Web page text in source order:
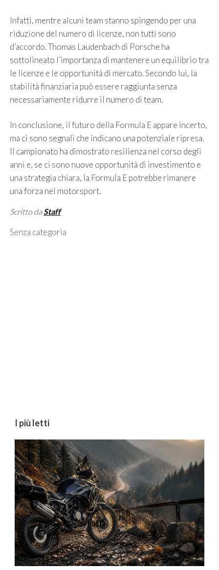
Infatti, mentre alcuni team stanno spingendo per una
riduzione del numero di licenze, non tutti sono
d’accordo. Thomas Laudenbach di Porsche ha
sottolineato l’importanza di mantenere un equilibrio tra
le licenze e le opportunità di mercato. Secondo lui, la
stabilità finanziaria può essere raggiunta senza
necessariamente ridurre il numero di team.
In conclusione, il futuro della Formula E appare incerto,
ma ci sono segnali che indicano una potenziale ripresa.
Il campionato ha dimostrato resilienza nel corso degli
anni e, se ci sono nuove opportunità di investimento e
una strategia chiara, la Formula E potrebbe rimanere
una forza nel motorsport.
Scritto daStaff
Categorie
Senza categoria
I più letti